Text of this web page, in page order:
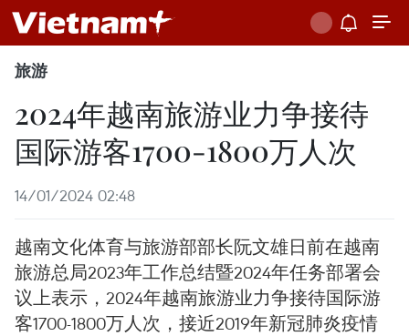
旅游
2024年越南旅游业力争接待
国际游客1700-1800万人次
14/01/2024 02:48
越南文化体育与旅游部部长阮文雄日前在越南
旅游总局2023年工作总结暨2024年任务部署会
议上表示，2024年越南旅游业力争接待国际游
客1700-1800万人次，接近2019年新冠肺炎疫情